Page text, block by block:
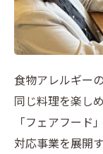
食物アレルギー
同じ料理を楽し
「フェアフード
対応事業を展開